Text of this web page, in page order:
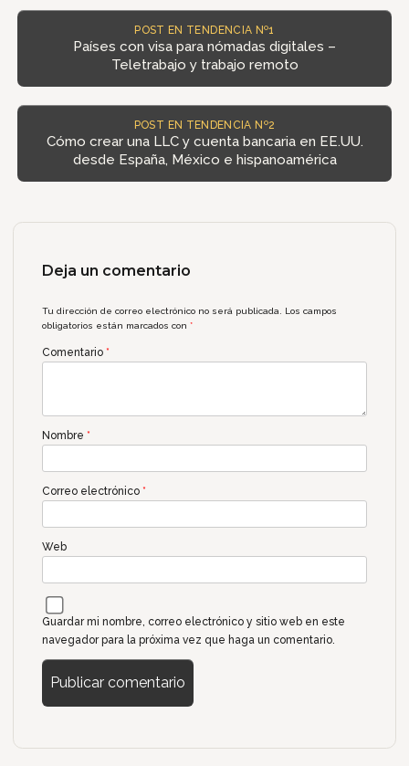
POST EN TENDENCIA Nº1
Países con visa para nómadas digitales –
Teletrabajo y trabajo remoto
POST EN TENDENCIA Nº2
Cómo crear una LLC y cuenta bancaria en EE.UU.
desde España, México e hispanoamérica
Deja un comentario
Tu dirección de correo electrónico no será publicada.
Los campos
obligatorios están marcados con*
Comentario *
Nombre *
Correo electrónico *
Web
Guardar mi nombre, correo electrónico y sitio web en este
navegador para la próxima vez que haga un comentario.